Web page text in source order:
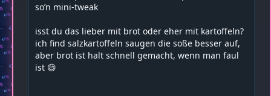
so’n mini-tweak
isst du das lieber mit brot oder eher mit kartoffeln?
ich find salzkartoffeln saugen die soße besser auf,
aber brot ist halt schnell gemacht, wenn man faul
ist 😄